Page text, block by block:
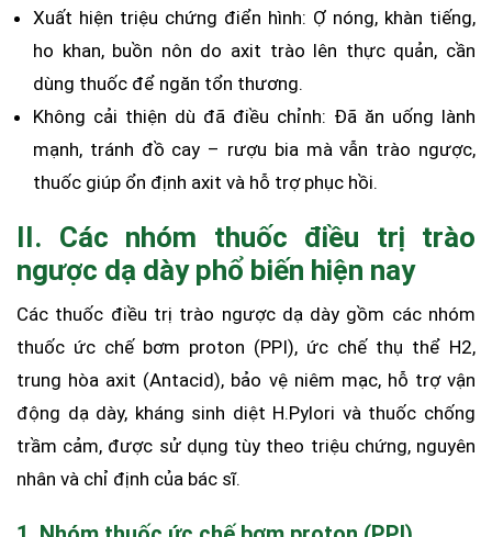
Xuất hiện triệu chứng điển hình: Ợ nóng, khàn tiếng,
ho khan, buồn nôn do axit trào lên thực quản, cần
dùng thuốc để ngăn tổn thương.
Không cải thiện dù đã điều chỉnh: Đã ăn uống lành
mạnh, tránh đồ cay – rượu bia mà vẫn trào ngược,
thuốc giúp ổn định axit và hỗ trợ phục hồi.
II. Các nhóm thuốc điều trị trào
ngược dạ dày phổ biến hiện nay
Các thuốc điều trị trào ngược dạ dày gồm các nhóm
thuốc ức chế bơm proton (PPI), ức chế thụ thể H2,
trung hòa axit (Antacid), bảo vệ niêm mạc, hỗ trợ vận
động dạ dày, kháng sinh diệt H.Pylori và thuốc chống
trầm cảm, được sử dụng tùy theo triệu chứng, nguyên
nhân và chỉ định của bác sĩ.